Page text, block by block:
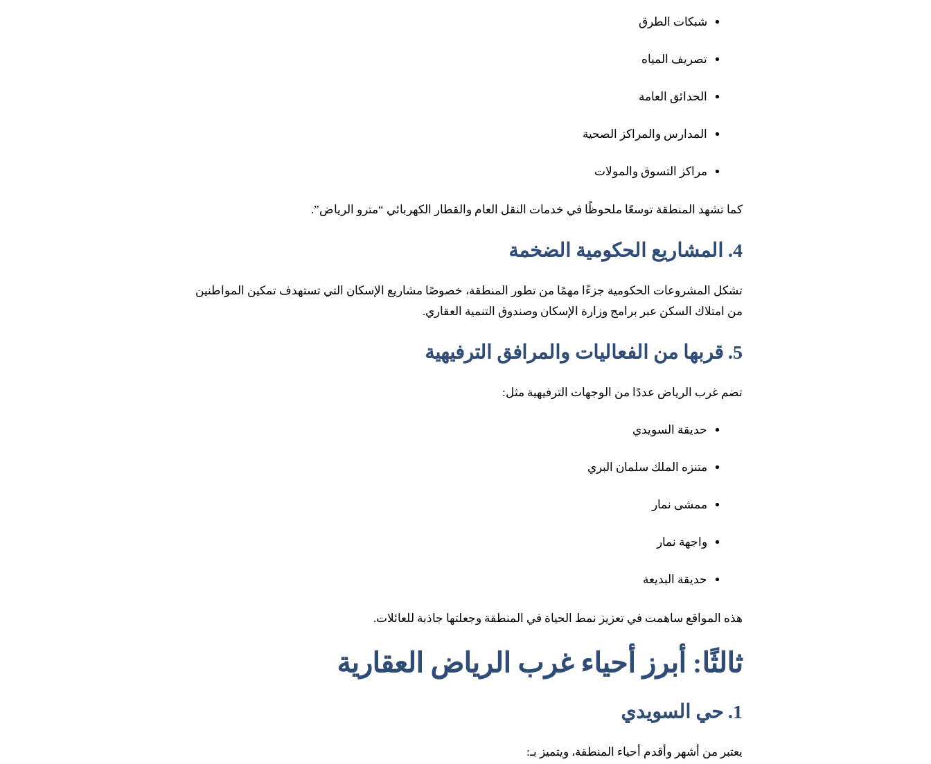
شبكات الطرق
تصريف المياه
الحدائق العامة
المدارس والمراكز الصحية
مراكز التسوق والمولات
كما تشهد المنطقة توسعًا ملحوظًا في خدمات النقل العام والقطار الكهربائي “مترو الرياض”.
4. المشاريع الحكومية الضخمة
تشكل المشروعات الحكومية جزءًا مهمًا من تطور المنطقة، خصوصًا مشاريع الإسكان التي تستهدف تمكين المواطنين
من امتلاك السكن عبر برامج وزارة الإسكان وصندوق التنمية العقاري.
5. قربها من الفعاليات والمرافق الترفيهية
تضم غرب الرياض عددًا من الوجهات الترفيهية مثل:
حديقة السويدي
متنزه الملك سلمان البري
ممشى نمار
واجهة نمار
حديقة البديعة
هذه المواقع ساهمت في تعزيز نمط الحياة في المنطقة وجعلتها جاذبة للعائلات.
ثالثًا: أبرز أحياء غرب الرياض العقارية
1. حي السويدي
يعتبر من أشهر وأقدم أحياء المنطقة، ويتميز بـ: